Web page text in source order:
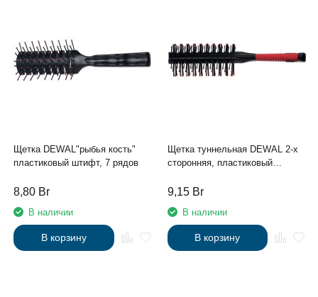
Щетка DEWAL"рыбья кость"
пластиковый штифт, 7 рядов
8,80 Br
В наличии
В корзину
Щетка туннельная DEWAL 2-х
сторонняя, пластиковый
9,15 Br
В наличии
В корзину